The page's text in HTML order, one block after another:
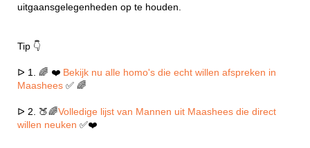
uitgaansgelegenheden op te houden.
Tip 👇
ᐅ 1. 🌈 ❤️ Bekijk nu alle homo's die echt willen afspreken in
Maashees ✅ 🌈
ᐅ 2. 🍑🌈Volledige lijst van Mannen uit Maashees die direct
willen neuken ✅❤️